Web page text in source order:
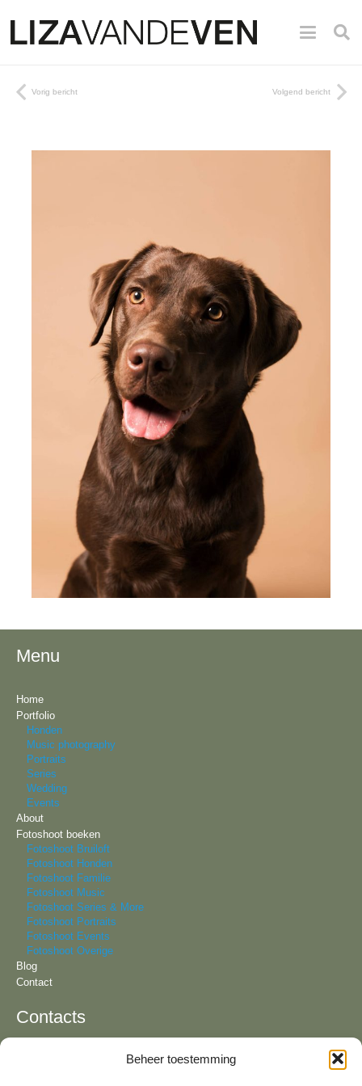
Beheer toestemming
Vorig bericht Volgend bericht
Menu
Home
Portfolio
Honden
Music photography
Portraits
Series
Wedding
Events
About
Fotoshoot boeken
Fotoshoot Bruiloft
Fotoshoot Honden
Fotoshoot Familie
Fotoshoot Music
Fotoshoot Series & More
Fotoshoot Portraits
Fotoshoot Events
Fotoshoot Overige
Blog
Contact
Contacts
+31 6 81 57 94 55